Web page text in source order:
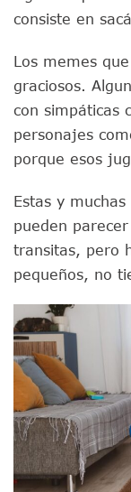
consiste en
Los memes
graciosos.
con simpáticas
personajes
porque esos
Estas y
pueden
transitas, pero
pequeños, no